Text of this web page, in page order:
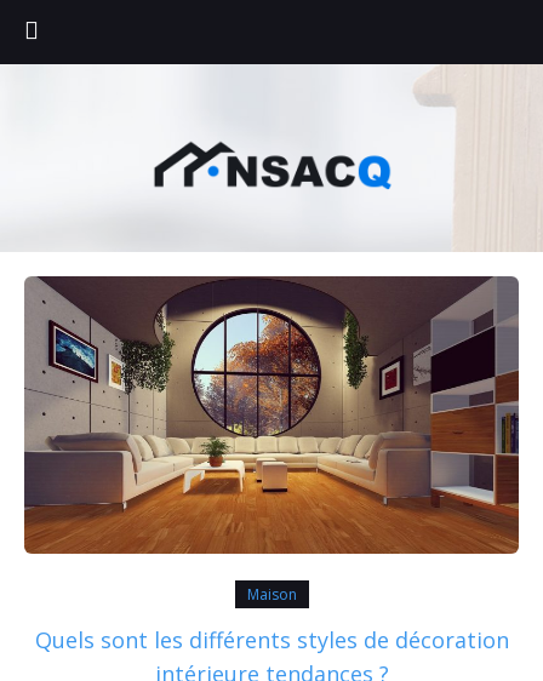
Maison
Quels sont les différents styles de décoration
intérieure tendances ?